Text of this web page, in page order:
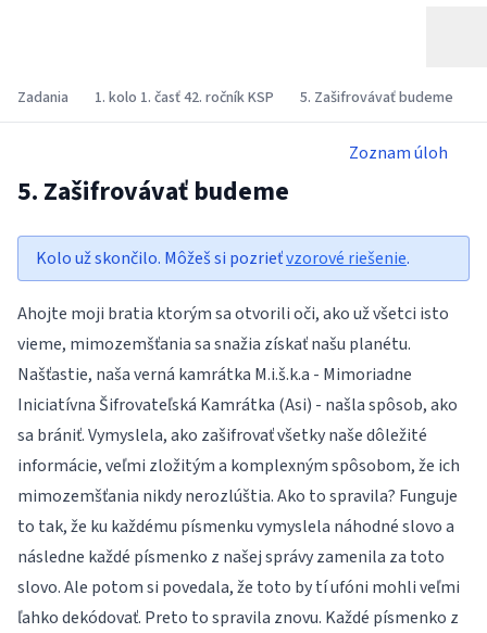
Zadania 1. kolo 1. časť 42. ročník KSP 5. Zašifrovávať budeme
Zoznam úloh
5. Zašifrovávať budeme
Kolo už skončilo. Môžeš si pozrieťvzorové riešenie.
Ahojte moji bratia ktorým sa otvorili oči, ako už všetci isto
vieme, mimozemšťania sa snažia získať našu planétu.
Našťastie, naša verná kamrátka M.i.š.k.a - Mimoriadne
Iniciatívna Šifrovateľská Kamrátka (Asi) - našla spôsob, ako
sa brániť. Vymyslela, ako zašifrovať všetky naše dôležité
informácie, veľmi zložitým a komplexným spôsobom, že ich
mimozemšťania nikdy nerozlúštia. Ako to spravila? Funguje
to tak, že ku každému písmenku vymyslela náhodné slovo a
následne každé písmenko z našej správy zamenila za toto
slovo. Ale potom si povedala, že toto by tí ufóni mohli veľmi
ľahko dekódovať. Preto to spravila znovu. Každé písmenko z